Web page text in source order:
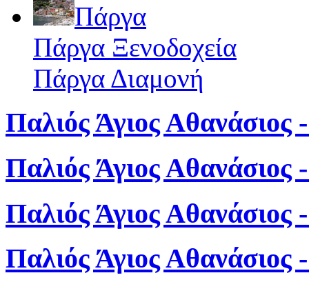
Πάργα
Πάργα Ξενοδοχεία
Πάργα Διαμονή
Παλιός Άγιος Αθανάσιος
Παλιός Άγιος Αθανάσιος
Παλιός Άγιος Αθανάσιος
Παλιός Άγιος Αθανάσιος